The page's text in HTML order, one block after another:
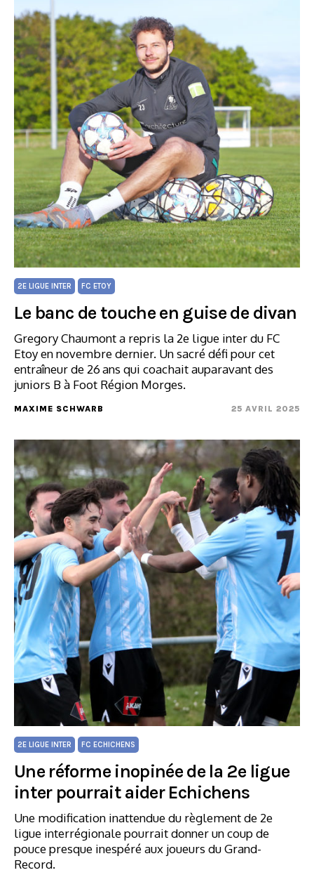
2E LIGUE INTER FC ETOY
Le banc de touche en guise de divan
Gregory Chaumont a repris la 2e ligue inter du FC
Etoy en novembre dernier. Un sacré défi pour cet
entraîneur de 26 ans qui coachait auparavant des
juniors B à Foot Région Morges.
MAXIME SCHWARB 25 AVRIL 2025
2E LIGUE INTER FC ECHICHENS
Une réforme inopinée de la 2e ligue
inter pourrait aider Echichens
Une modification inattendue du règlement de 2e
ligue interrégionale pourrait donner un coup de
pouce presque inespéré aux joueurs du Grand-
Record.